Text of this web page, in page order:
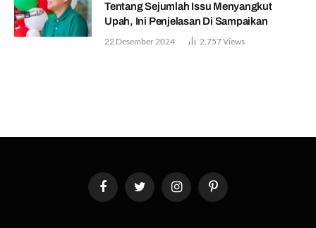
Tentang Sejumlah Issu Menyangkut
Upah, Ini Penjelasan Di Sampaikan
22 Desember 2024 2,757Views
FacebookTwitter InstagramPinterest